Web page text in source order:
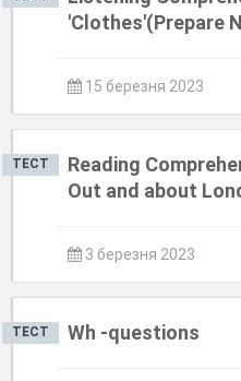
'Clothes'(Prepare
15 березня 2023
ТЕСТ
Reading
Out and about
3 березня 2023
ТЕСТ Wh -questions